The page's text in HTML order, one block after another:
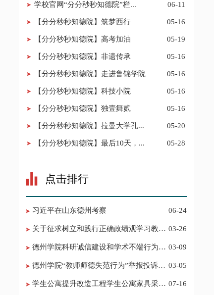
学校官网“分分秒秒知德院”栏... 06-11
【分分秒秒知德院】筑梦西行 05-16
【分分秒秒知德院】高考加油 05-19
【分分秒秒知德院】非遗传承 05-16
【分分秒秒知德院】走进鲁锦学院 05-16
【分分秒秒知德院】科技小院 05-16
【分分秒秒知德院】独壹舞贰 05-16
【分分秒秒知德院】拉曼大学孔... 05-20
【分分秒秒知德院】最后10天，... 05-28
点击排行
习近平在山东德州考察 06-24
03-26
03-09
03-05
07-16